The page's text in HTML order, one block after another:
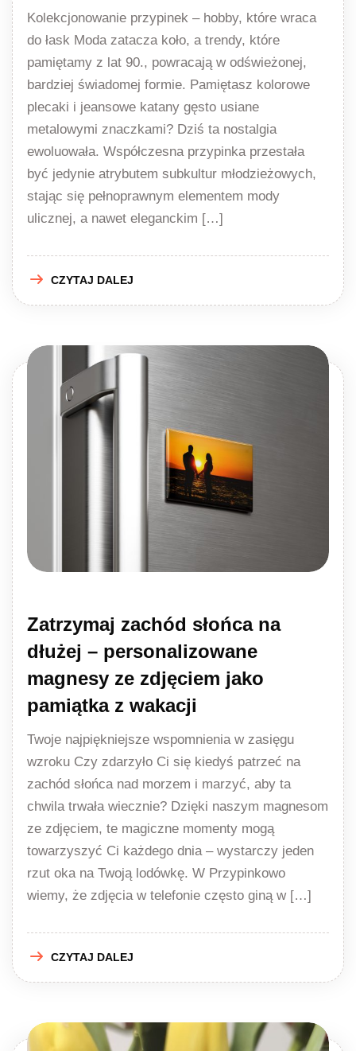
Kolekcjonowanie przypinek – hobby, które wraca
do łask Moda zatacza koło, a trendy, które
pamiętamy z lat 90., powracają w odświeżonej,
bardziej świadomej formie. Pamiętasz kolorowe
plecaki i jeansowe katany gęsto usiane
metalowymi znaczkami? Dziś ta nostalgia
ewoluowała. Współczesna przypinka przestała
być jedynie atrybutem subkultur młodzieżowych,
stając się pełnoprawnym elementem mody
ulicznej, a nawet eleganckim […]
CZYTAJ DALEJ
Zatrzymaj zachód słońca na
dłużej – personalizowane
magnesy ze zdjęciem jako
pamiątka z wakacji
Twoje najpiękniejsze wspomnienia w zasięgu
wzroku Czy zdarzyło Ci się kiedyś patrzeć na
zachód słońca nad morzem i marzyć, aby ta
chwila trwała wiecznie? Dzięki naszym magnesom
ze zdjęciem, te magiczne momenty mogą
towarzyszyć Ci każdego dnia – wystarczy jeden
rzut oka na Twoją lodówkę. W Przypinkowo
wiemy, że zdjęcia w telefonie często giną w […]
CZYTAJ DALEJ